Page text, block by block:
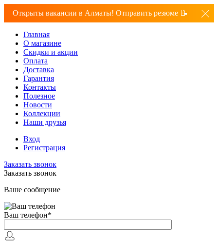
Открыты вакансии в Алматы! Отправить резюме 📝
Главная
О магазине
Скидки и акции
Оплата
Доставка
Гарантия
Контакты
Полезное
Новости
Коллекции
Наши друзья
Вход
Регистрация
Заказать звонок
Заказать звонок
Ваше сообщение
Ваш телефон*